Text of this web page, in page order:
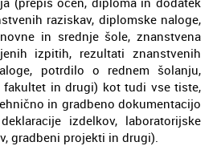
raziskav, diplomske naloge,
in srednje šole, znanstvena
izpitih, rezultati znanstvenih
potrdilo o rednem šolanju,
fakultet in drugi) kot tudi vse tiste,
in gradbeno dokumentacijo
izdelkov, laboratorijske
gradbeni projekti in drugi).